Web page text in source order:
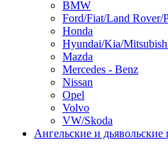
BMW
Ford/Fiat/Land Rover/
Honda
Hyundai/Kia/
Mazda
Mercedes - Benz
Nissan
Opel
Volvo
VW/Skoda
Ангельские и дьявольские